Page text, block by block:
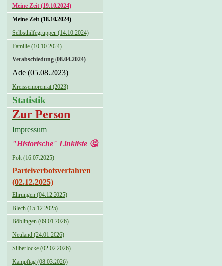
Meine Zeit (19.10.2024)
Meine Zeit (18.10.2024)
Selbsthilfegruppen (14.10.2024)
Familie (10.10.2024)
Verabschiedung (08.04.2024)
Ade (05.08.2023)
Kreisseniorenrat (2023)
Statistik
Zur Person
Impressum
"Historische" Linkliste 🤔
Polt (16.07.2025)
Parteiverbotsverfahren
(02.12.2025)
Ehrungen (04.12.2025)
Blech (15.12.2025)
Böblingen (09.01.2026)
Neuland (24.01.2026)
Silberlocke (02.02.2026)
Kampftag (08.03.2026)